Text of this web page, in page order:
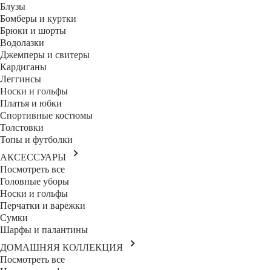
Блузы
Бомберы и куртки
Брюки и шорты
Водолазки
Джемперы и свитеры
Кардиганы
Леггинсы
Носки и гольфы
Платья и юбки
Спортивные костюмы
Толстовки
Топы и футболки
АКСЕССУАРЫ
Посмотреть все
Головные уборы
Носки и гольфы
Перчатки и варежки
Сумки
Шарфы и палантины
ДОМАШНЯЯ КОЛЛЕКЦИЯ
Посмотреть все